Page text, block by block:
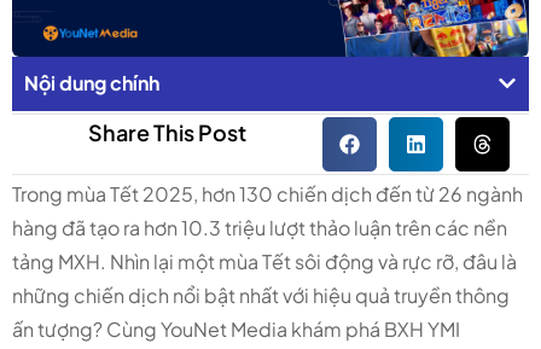
Nội dung chính
Share This Post
Trong mùa Tết 2025, hơn 130 chiến dịch đến từ 26 ngành
hàng đã tạo ra hơn 10.3 triệu lượt thảo luận trên các nền
tảng MXH. Nhìn lại một mùa Tết sôi động và rực rỡ, đâu là
những chiến dịch nổi bật nhất với hiệu quả truyền thông
ấn tượng? Cùng YouNet Media khám phá BXH YMI